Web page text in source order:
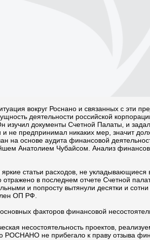
вокруг Роснано и связанных с эти
деятельности российской
изучил документы Счетной Палаты, и
и не предпринимал никаких мер, значит
на основе аудита финансовой
Анатолием Чубайсом. Анализ
статьи расходов, не
отражено в последнем отчете Счетной
и попросту вытянули десятки и
ОП РФ.
основных факторов финансовой
несостоятельность проектов,
РОСНАНО не прибегало к праву отзыва